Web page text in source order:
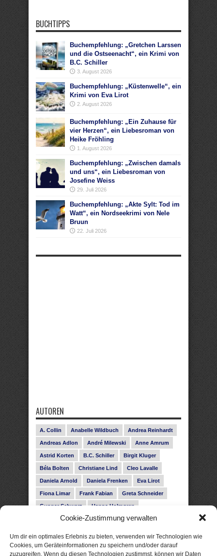
Cookie-Zustimmung verwalten
Um dir ein optimales Erlebnis zu bieten, verwenden wir Technologien wie
Cookies, um Geräteinformationen zu speichern und/oder darauf
zuzugreifen. Wenn du diesen Technologien zustimmst, können wir Daten
BUCHTIPPS
Buchempfehlung: „Gretchen Larssen
und die Ostseenacht“, ein Krimi von
B.C. Schiller
3. August 2026
Buchempfehlung: „Küstenwelle“, ein
Krimi von Eva Lirot
2. August 2026
Buchempfehlung: „Ein Zuhause für
vier Herzen“, ein Liebesroman von
Heike Fröhling
1. August 2026
Buchempfehlung: „Zwischen damals
und uns“, ein Liebesroman von
Josefine Weiss
29. Juli 2026
Buchempfehlung: „Akte Sylt: Tod im
Watt“, ein Nordseekrimi von Nele
Bruun
22. Juli 2026
AUTOREN
A. Collin Anabelle Wildbuch Andrea Reinhardt
Andreas Adlon André Milewski Anne Amrum
Astrid Korten B.C. Schiller Birgit Kluger
Béla Bolten Christiane Lind Cleo Lavalle
Daniela Arnold Daniela Frenken Eva Lirot
Fiona Limar Frank Fabian Greta Schneider
Gunnar Schwarz Hanna Holmgren
Heike Fröhling Ina Glahe Ivo Pala J. Vellguth
Leonie Haubrich Lilly Labord Livia Pipes